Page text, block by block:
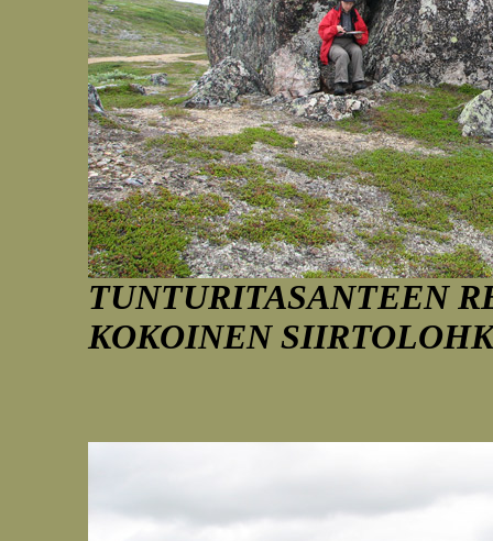
TUNTURITASANTEEN
KOKOINEN